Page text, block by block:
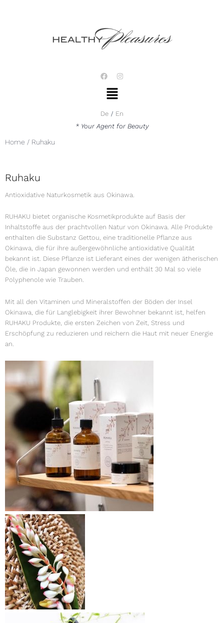
F
a
c
e
b
o
I
n
r
m
Menü
De
En
* Your Agent for Beauty
Home / Ruhaku
Ruhaku
Antioxidative Naturkosmetik aus Okinawa.
RUHAKU bietet organische Kosmetikprodukte auf Basis der
Inhaltstoffe aus der prachtvollen Natur von Okinawa. Alle Produkte
enthalten die Substanz Gettou, eine traditionelle Pflanze aus
Okinawa, die für ihre außergewöhnliche antioxidative Qualität
bekannt ist. Diese Pflanze ist Lieferant eines der wenigen ätherischen
Öle, die in Japan gewonnen werden und enthält 30 Mal so viele
Polyphenole wie Trauben.
Mit all den Vitaminen und Mineralstoffen der Böden der Insel
Okinawa, die für Langlebigkeit ihrer Bewohner bekannt ist, helfen
RUHAKU Produkte, die ersten Zeichen von Zeit, Stress und
Erschöpfung zu reduzieren und reichern die Haut mit neuer Energie
an.